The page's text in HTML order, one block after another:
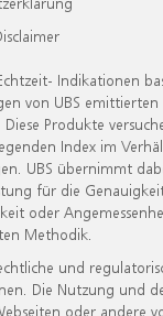
Indikationen
von UBS emittierten
Produkte
Index im
UBS übernimmt
für die
oder
Methodik.
und
Die Nutzung und
oder andere